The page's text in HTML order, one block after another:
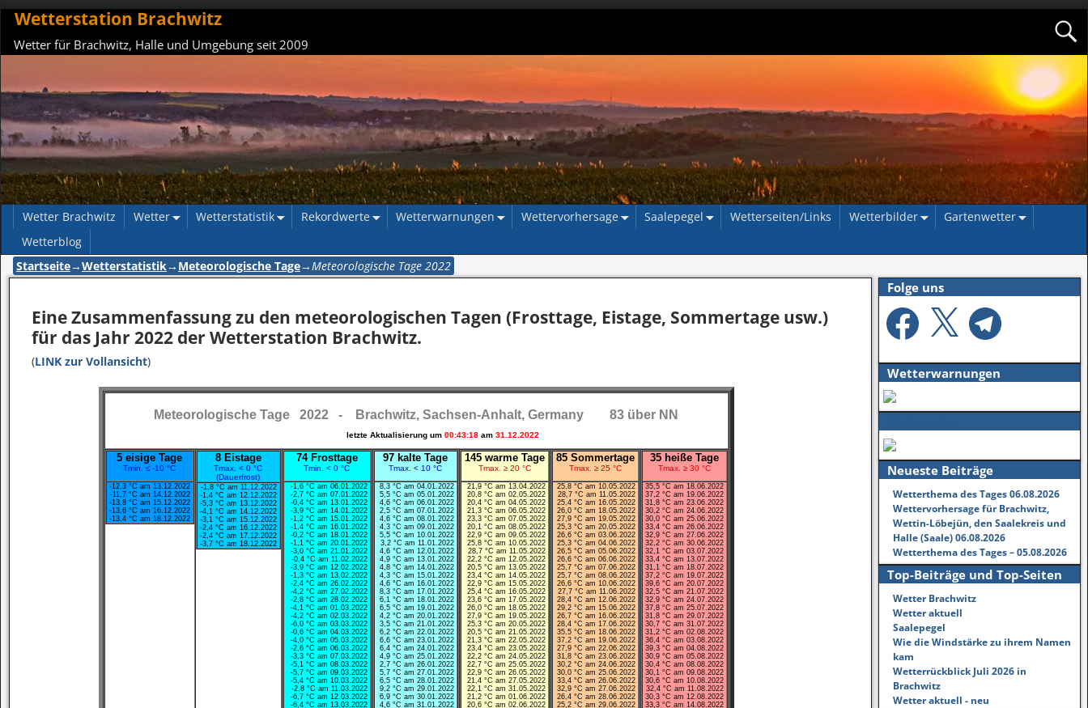
Wetterstation Brachwitz
Wetter für Brachwitz, Halle und Umgebung seit 2009
Wetter Brachwitz Wetter Wetterstatistik Rekordwerte Wetterwarnungen Wettervorhersage Saalepegel Wetterseiten/Links Wetterbilder
Gartenwetter
Wetterblog
Startseite→Wetterstatistik→ Meteorologische Tage→Meteorologische Tage 2022
Eine Zusammenfassung zu den meteorologischen Tagen (Frosttage, Eistage, Sommertage usw.)
für das Jahr 2022 der Wetterstation Brachwitz.
(LINK zur Vollansicht)
Folge uns
Wetterwarnungen
Neueste Beiträge
Wetterthema des Tages 06.08.2026
Wettervorhersage für Brachwitz,
Wettin-Löbejün, den Saalekreis und
Halle (Saale) 06.08.2026
Wetterthema des Tages – 05.08.2026
Top-Beiträge und Top-Seiten
Wetter Brachwitz
Wetter aktuell
Saalepegel
Wie die Windstärke zu ihrem Namen
kam
Wetterrückblick Juli 2026 in
Brachwitz
Wetter aktuell - neu